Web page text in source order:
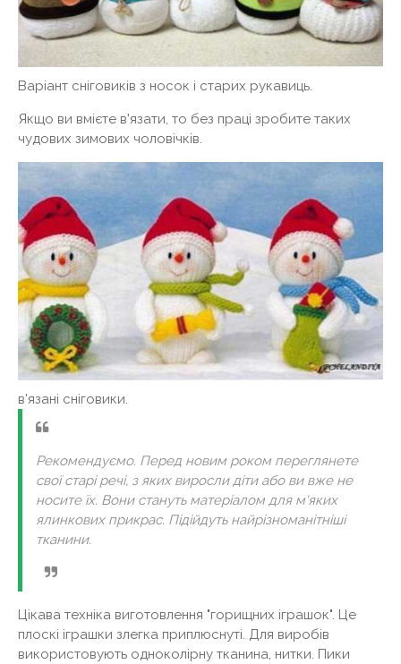
Варіант сніговиків з носок і старих рукавиць.
Якщо ви вмієте в'язати, то без праці зробите таких
чудових зимових чоловічків.
в'язані сніговики.
Рекомендуємо. Перед новим роком переглянете
свої старі речі, з яких виросли діти або ви вже не
носите їх. Вони стануть матеріалом для м'яких
ялинкових прикрас. Підійдуть найрізноманітніші
тканини.
Цікава техніка виготовлення "горищних іграшок". Це
плоскі іграшки злегка приплюснуті. Для виробів
використовують одноколірну тканина, нитки. Пики